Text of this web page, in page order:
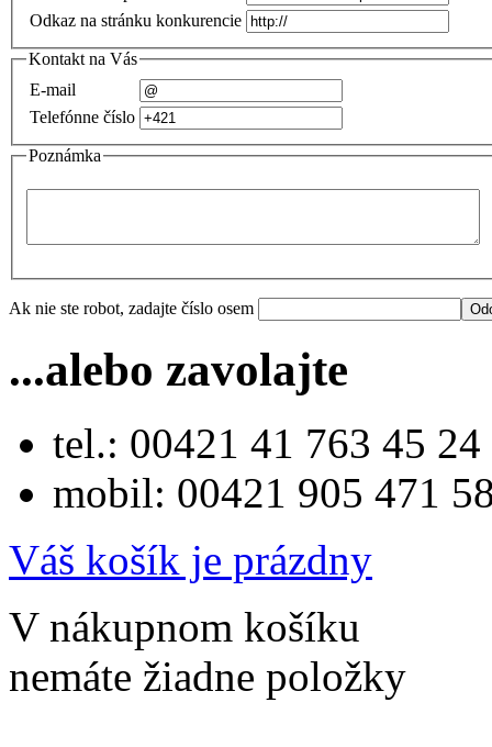
Odkaz na stránku konkurencie
Kontakt na Vás
E-mail
Telefónne číslo
Poznámka
Ak nie ste robot, zadajte číslo osem
...alebo zavolajte
tel.: 00421 41 763 45 24
mobil: 00421 905 471
Váš košík je prázdny
V nákupnom košíku
nemáte žiadne položky